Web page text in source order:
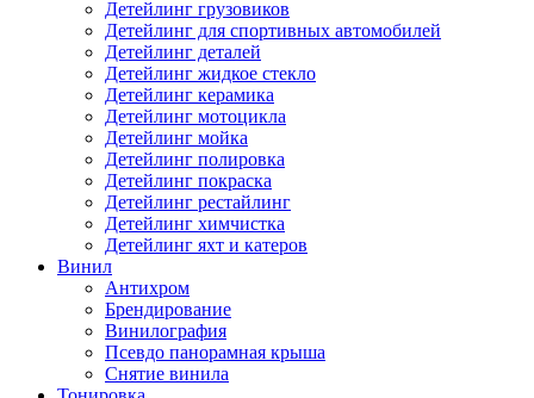
Детейлинг грузовиков
Детейлинг для спортивных автомобилей
Детейлинг деталей
Детейлинг жидкое стекло
Детейлинг керамика
Детейлинг мотоцикла
Детейлинг мойка
Детейлинг полировка
Детейлинг покраска
Детейлинг рестайлинг
Детейлинг химчистка
Детейлинг яхт и катеров
Винил
Антихром
Брендирование
Винилография
Псевдо панорамная крыша
Снятие винила